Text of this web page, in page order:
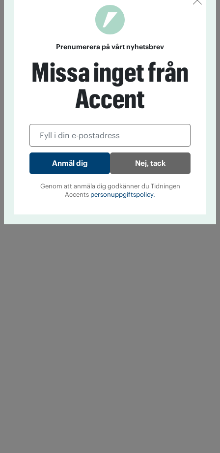
Prenumerera på vårt nyhetsbrev
Missa inget från
Accent
Nej, tack
Genom att anmäla dig godkänner du Tidningen
Accents personuppgiftspolicy.